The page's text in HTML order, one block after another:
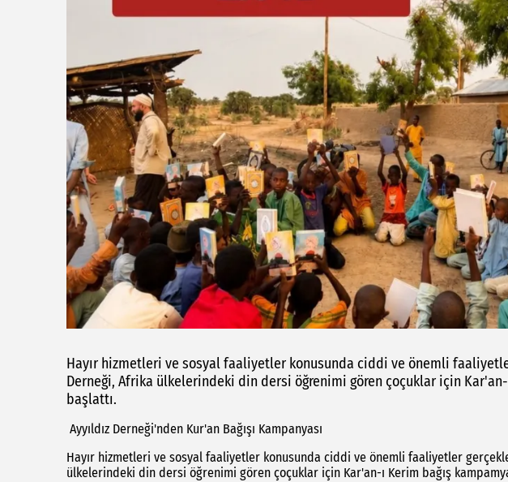
Hayır hizmetleri ve sosyal faaliyetler konusunda ciddi ve önemli
Derneği, Afrika ülkelerindeki din dersi öğrenimi gören çoçuklar için Kar'an-
başlattı.
Ayyıldız Derneği'nden Kur'an Bağışı Kampanyası
Hayır hizmetleri ve sosyal faaliyetler konusunda ciddi ve önemli faaliyetler
ülkelerindeki din dersi öğrenimi gören çoçuklar için Kar'an-ı Kerim bağış